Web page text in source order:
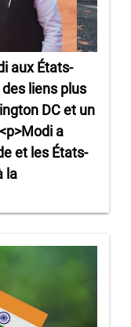
aux États-
liens plus
DC et un
a
et les États-
la